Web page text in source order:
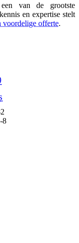
van de grootste
en expertise stelt
voordelige offerte.
8